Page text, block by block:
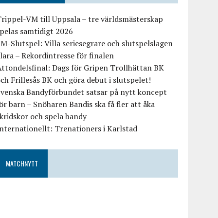
VM till Uppsala – tre världsmästerskap
samtidigt 2026
Slutspel: Villa seriesegrare och slutspelslagen
– Rekordintresse för finalen
Dags för Gripen Trollhättan BK
Frillesås BK och göra debut i slutspelet!
Bandyförbundet satsar på nytt koncept
barn – Snöharen Bandis ska få fler att åka
och spela bandy
Trenationers i Karlstad
MATCHNYTT